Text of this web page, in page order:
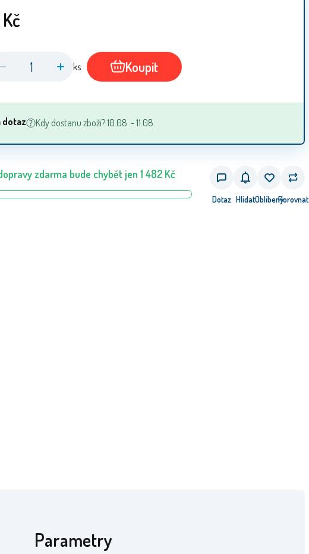
Kč
ks Koupit
dotaz Kdy dostanu zboží? 10.08. - 11.08.
zdarma bude chybět jen 1 482 Kč
Dotaz HlídatOblíbenýPorovnat
Parametry